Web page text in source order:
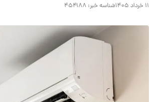
۱۱ خرداد ۱۴۰۵ شناسه خبر: ۴۵۴۱۸۸